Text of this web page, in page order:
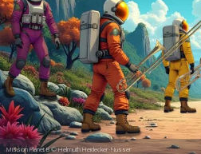
Mission Planet B © Helmuth Heidecker-Nusser